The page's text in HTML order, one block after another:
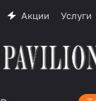
Акции Услуги